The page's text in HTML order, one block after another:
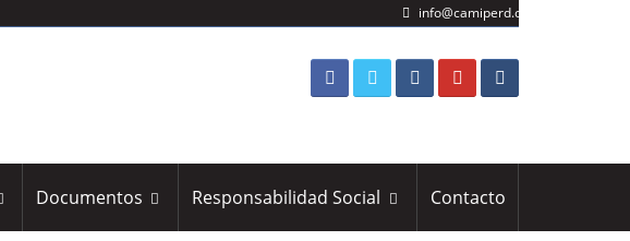
info@camiperd.org
Documentos Responsabilidad Social Contacto